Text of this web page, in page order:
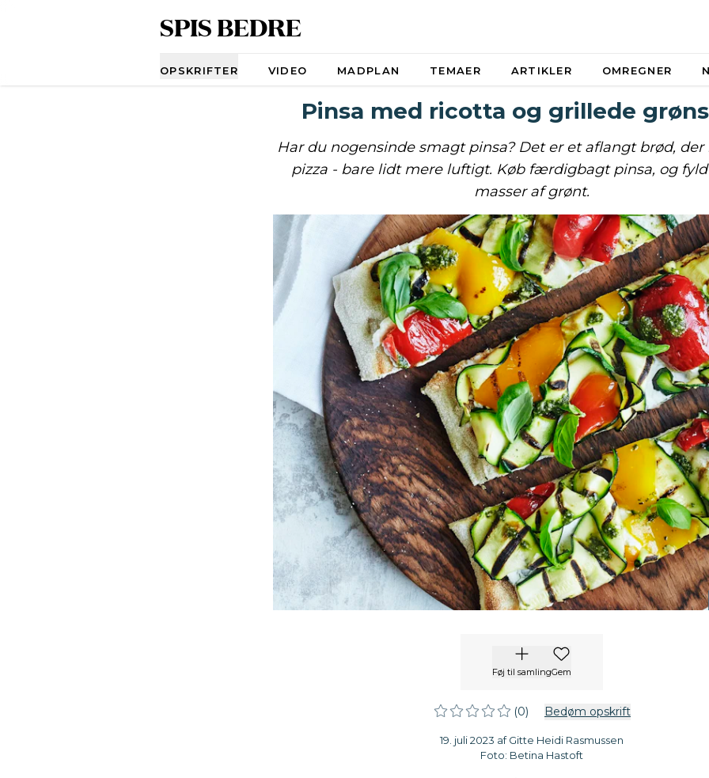
SPIS BEDRE
OPSKRIFTER VIDEO MADPLAN TEMAER ARTIKLER OMREGNER
Pinsa med ricotta og grillede
Har du nogensinde smagt pinsa? Det er et aflangt brød,
pizza - bare lidt mere luftigt. Køb færdigbagt pinsa, og
masser af grønt.
Føj til samlingGem
(0) Bedøm opskrift
19. juli 2023 af Gitte Heidi Rasmussen
Foto: Betina Hastoft